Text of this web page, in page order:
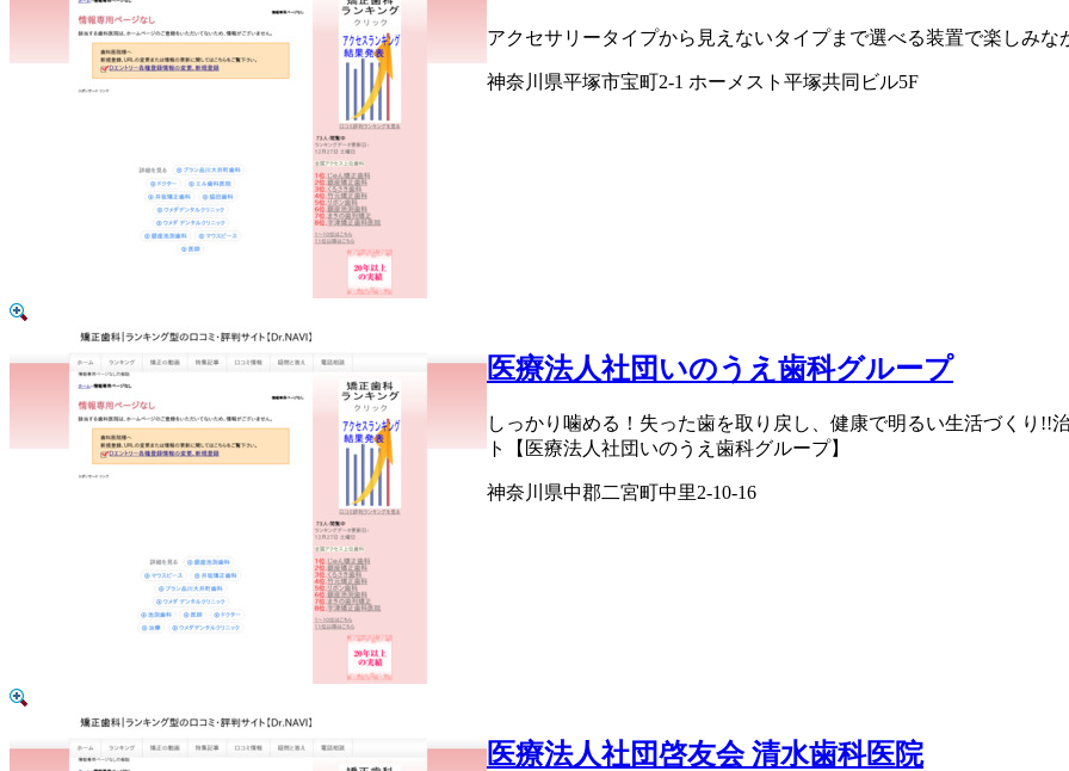
アクセサリータイプから見えないタイプまで選べる装置で楽しみな
神奈川県平塚市宝町2-1 ホーメスト平塚共同ビル5F
医療法人社団いのうえ歯科グループ
しっかり噛める！失った歯を取り戻し、健康で明るい生活づくり!!
ト【医療法人社団いのうえ歯科グループ】
神奈川県中郡二宮町中里2-10-16
医療法人社団啓友会 清水歯科医院